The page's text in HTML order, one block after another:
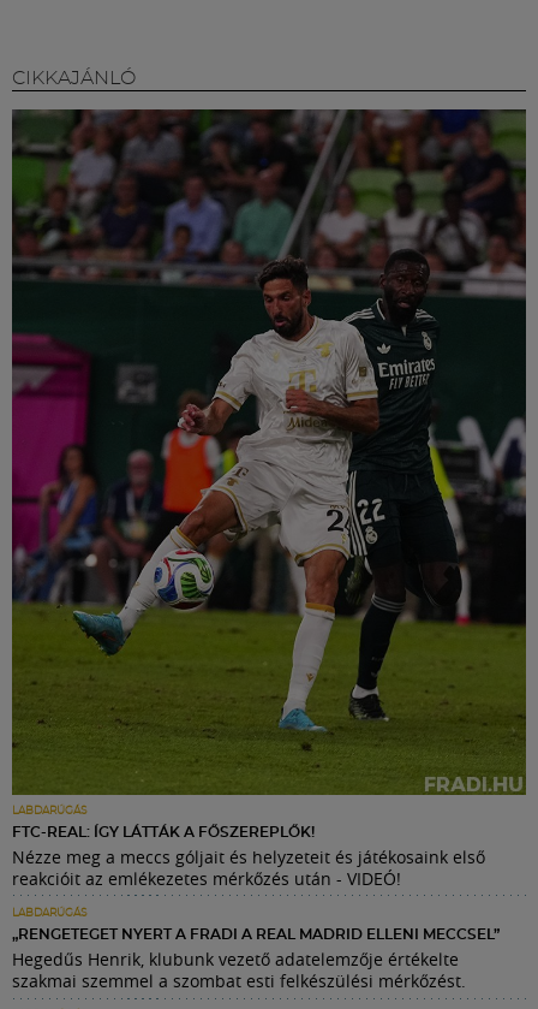
CIKKAJÁNLÓ
LABDARÚGÁS
FTC-REAL: ÍGY LÁTTÁK A FŐSZEREPLŐK!
Nézze meg a meccs góljait és helyzeteit és játékosaink első
reakcióit az emlékezetes mérkőzés után - VIDEÓ!
LABDARÚGÁS
„RENGETEGET NYERT A FRADI A REAL MADRID ELLENI MECCSEL”
Hegedűs Henrik, klubunk vezető adatelemzője értékelte
szakmai szemmel a szombat esti felkészülési mérkőzést.